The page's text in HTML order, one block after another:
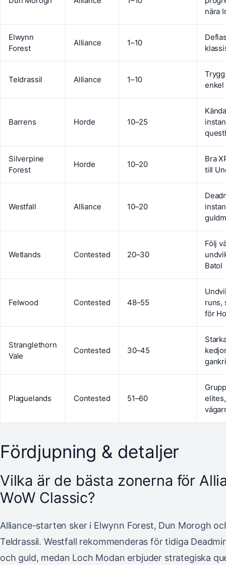
nära
Elwynn
Forest
Alliance 1–10
Teldrassil Alliance 1–10
enkel
Barrens Horde 10–25
Silverpine
Forest
Horde 10–20
Bra
till
Westfall Alliance 10–20
Wetlands Contested 20–30
Följ
Batol
Felwood Contested 48–55
runs,
för
Stranglethorn
Vale
Contested 30–45
Plaguelands Contested 51–60
Fördjupning & detaljer
Vilka är de bästa zonerna för
WoW Classic?
Alliance-starten sker i Elwynn Forest, Dun Morogh
Teldrassil. Westfall rekommenderas för tidiga
och guld, medan Loch Modan erbjuder strategiska